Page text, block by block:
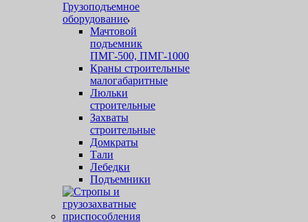
Грузоподъемное
оборудование
Мачтовой
подъемник
ПМГ-500, ПМГ-1000
Краны строительные
малогабаритные
Люльки
строительные
Захваты
строительные
Домкраты
Тали
Лебедки
Подъемники